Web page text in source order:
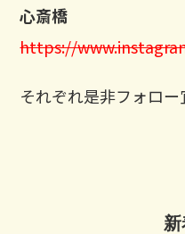
心斎橋
https://
それぞれ是非フォロー